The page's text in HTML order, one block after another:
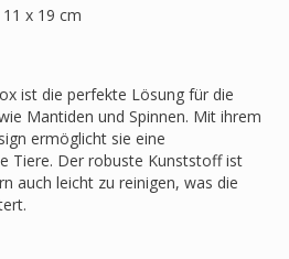
x 19 cm
ist die perfekte Lösung für die
Mantiden und Spinnen. Mit ihrem
ermöglicht sie eine
Tiere. Der robuste Kunststoff ist
auch leicht zu reinigen, was die